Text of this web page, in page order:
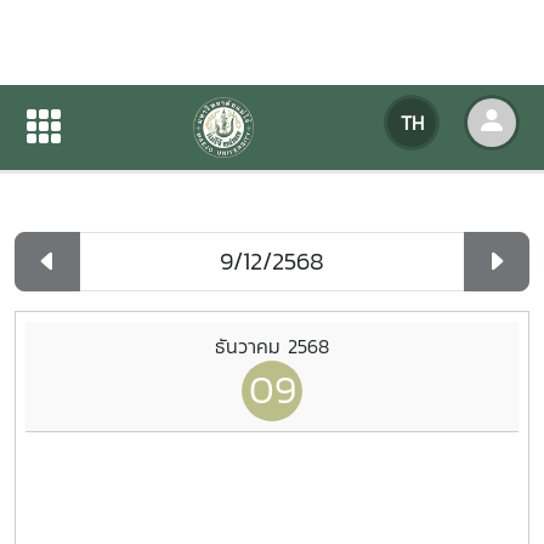
TH
ปฏิทินกิจกรรมของหน่วยงาน
ปฏิทินกิจกรรมของหน่วยงาน
ธันวาคม 2568
09